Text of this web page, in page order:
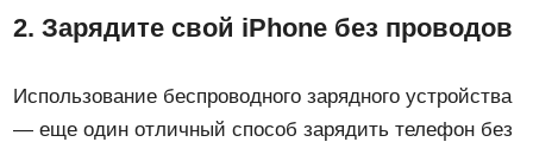
2. Зарядите свой iPhone без проводов
Использование беспроводного зарядного устройства
— еще один отличный способ зарядить телефон без